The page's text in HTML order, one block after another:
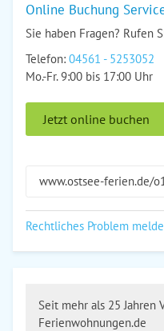
Online Buchung
Sie haben Fragen? Rufen
Telefon: 04561 - 5253052
Mo.-Fr. 9:00 bis 17:00 Uhr
Jetzt online buchen
www.ostsee-ferien.de/
Rechtliches Problem
Seit mehr als 25 Jahren
Ferienwohnungen.de